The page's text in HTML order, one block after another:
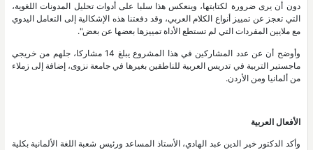
دون أن يرى ضرورة لكتابتها، وينعكس هذا سلبا على أدوات تحليل المدونات اللغوية،
التي تعجز عن تمييز أنواع الكلام العربي، وقد دفعتنا هذه الإشكالية إلى التعامل اليدوي
مع ملايين المفردات التي لم تستطع الأداة تمييزها بعضها عن بعض".
وأوضح أن عن عدد المشاركين في هذا المشروع يبلغ 14 مشاركا، جلهم من خريجي
ماجستير التربية في تدريس العربية للناطقين بغيرها في جامعة نزوى، إضافة إلى زملاء
من ألمانيا ومن الأردن.
الأفعال العربية
وأكد الدكتور خير الدين عبد الهادي، الأستاذ المساعد ورئيس شعبة اللغة الألمانية بكلية